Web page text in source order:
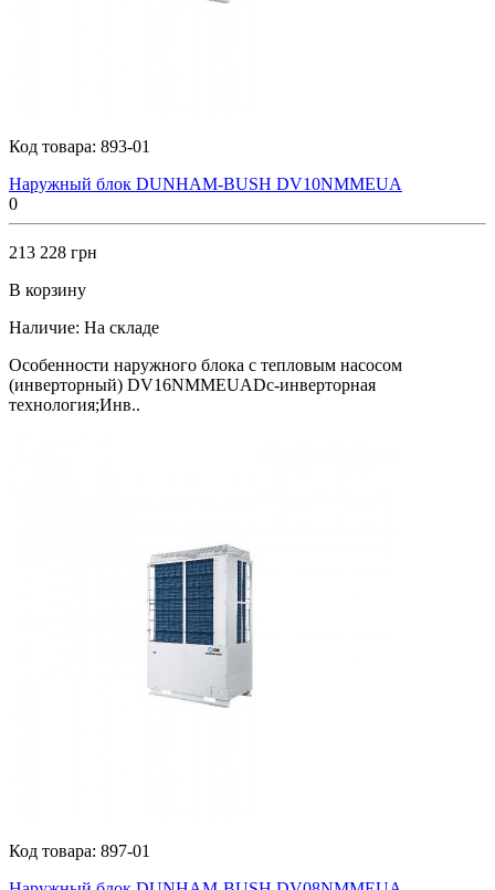
Код товара: 893-01
Наружный блок DUNHAM-BUSH DV10NMMEUA
0
213 228 грн
В корзину
Наличие: На складе
Особенности наружного блока с тепловым насосом
(инверторный) DV16NMMEUADc-инверторная
технология;Инв..
Код товара: 897-01